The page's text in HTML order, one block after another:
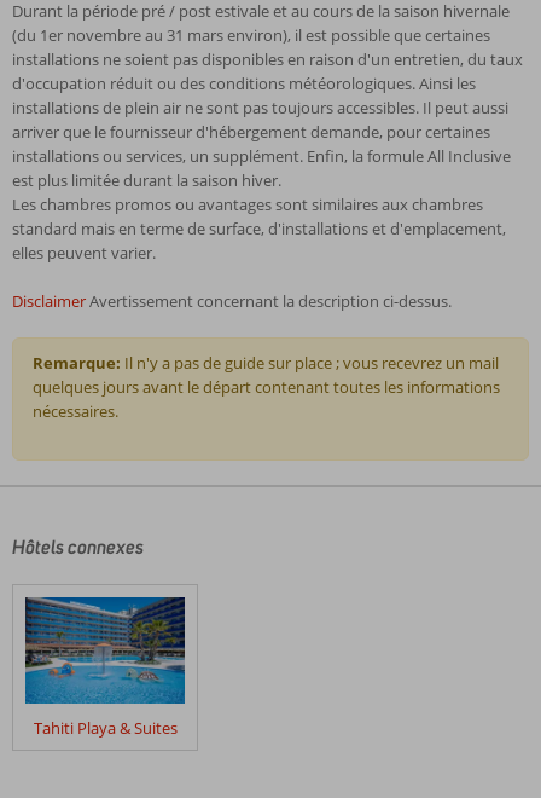
Durant la période pré / post estivale et au cours de la saison hivernale
(du 1er novembre au 31 mars environ), il est possible que certaines
installations ne soient pas disponibles en raison d'un entretien, du taux
d'occupation réduit ou des conditions météorologiques. Ainsi les
installations de plein air ne sont pas toujours accessibles. Il peut aussi
arriver que le fournisseur d'hébergement demande, pour certaines
installations ou services, un supplément. Enfin, la formule All Inclusive
est plus limitée durant la saison hiver.
Les chambres promos ou avantages sont similaires aux chambres
standard mais en terme de surface, d'installations et d'emplacement,
elles peuvent varier.
DisclaimerAvertissement concernant la description ci-dessus.
Remarque: Il n'y a pas de guide sur place ; vous recevrez un mail
quelques jours avant le départ contenant toutes les informations
nécessaires.
écrits
nos
clients
après
leur
séjour
Fergus
Hôtels connexes
Tahiti Playa & Suites